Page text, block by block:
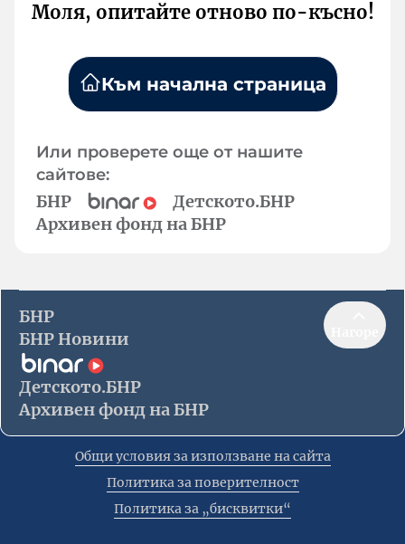
Моля, опитайте отново по-късно!
Към начална страница
Или проверете още от нашите
сайтове:
БНР
Детското.БНР
Архивен фонд на БНР
БНР
БНР Новини
Детското.БНР
Архивен фонд на БНР
Общи условия за използване на сайта
Политика за поверителност
Политика за „бисквитки“